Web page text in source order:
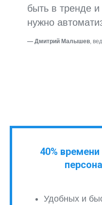
быть в тренде и
нужно
— Дмитрий Малышев ,
40%
Удобных и